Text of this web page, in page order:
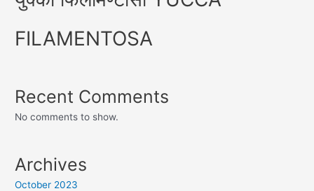
FILAMENTOSA
Recent Comments
No comments to show.
Archives
October 2023